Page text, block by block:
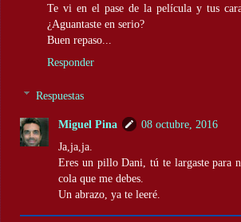
Te vi en el pase de la película y tus
¿Aguantaste en serio?
Buen repaso...
Responder
Respuestas
Miguel Pina
08 octubre, 2016
Ja,ja,ja.
Eres un pillo Dani, tú te largaste para
cola que me debes.
Un abrazo, ya te leeré.